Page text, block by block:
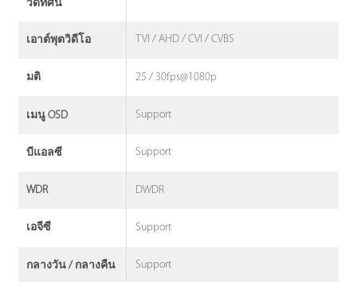
วีดิทัศน์
เอาต์พุตวิดีโอ TVI / AHD / CVI / CVBS
มติ 25 / 30fps@1080p
เมนู OSD Support
บีแอลซี Support
WDR DWDR
เอจีซี Support
กลางวัน / กลางคืน Support